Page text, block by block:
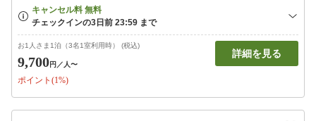
お1人さま1泊（3名1室利用時） (税込)
9,700円 ／人〜
ポイント(1%)
詳細を見る